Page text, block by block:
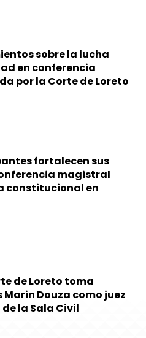
sobre la lucha
en conferencia
por la Corte de Loreto
fortalecen sus
magistral
constitucional en
de Loreto toma
Marin Douza como juez
la Sala Civil